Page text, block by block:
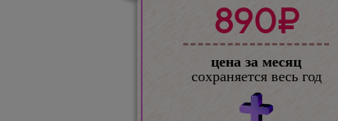
890₽
цена за месяц
сохраняется весь год